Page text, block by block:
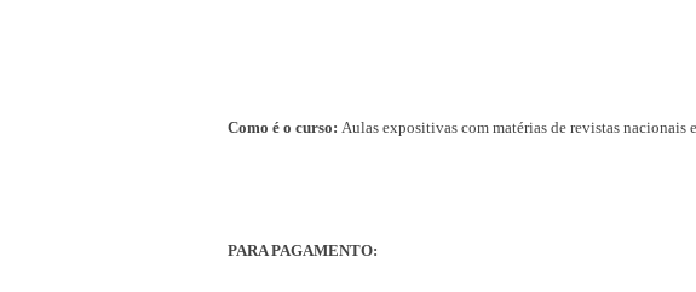
Como é o curso: Aulas expositivas com matérias de revistas nacionais
PARA PAGAMENTO: